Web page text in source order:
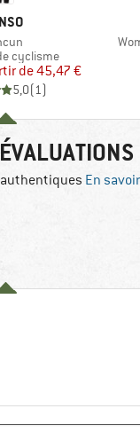
cyclisme
Prix
Prix réduit
de45,47 €
5,0(1)
authentiques En